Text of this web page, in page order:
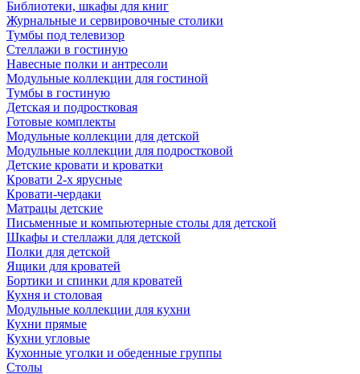
Библиотеки, шкафы для книг
Журнальные и сервировочные столики
Тумбы под телевизор
Стеллажи в гостиную
Навесные полки и антресоли
Модульные коллекции для гостиной
Тумбы в гостиную
Детская и подростковая
Готовые комплекты
Модульные коллекции для детской
Модульные коллекции для подростковой
Детские кровати и кроватки
Кровати 2-х ярусные
Кровати-чердаки
Матрацы детские
Письменные и компьютерные столы для детской
Шкафы и стеллажи для детской
Полки для детской
Ящики для кроватей
Бортики и спинки для кроватей
Кухня и столовая
Модульные коллекции для кухни
Кухни прямые
Кухни угловые
Кухонные уголки и обеденные группы
Столы